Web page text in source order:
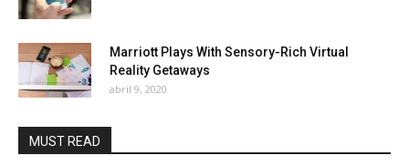
Marriott Plays With Sensory-Rich Virtual
Reality Getaways
abril 9, 2020
MUST READ